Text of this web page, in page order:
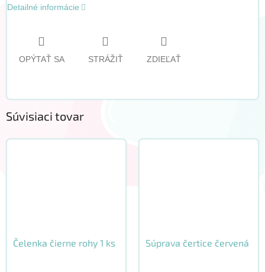
Detailné informácie
OPÝTAŤ SA STRÁŽIŤ ZDIEĽAŤ
Súvisiaci tovar
Čelenka čierne rohy 1 ks Súprava čertice červená